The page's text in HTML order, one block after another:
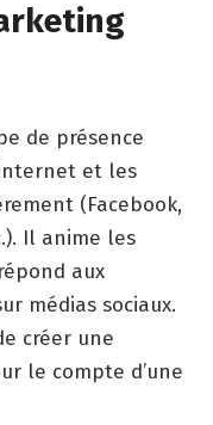
de présence
et les
(Facebook,
Il anime les
aux
médias sociaux.
créer une
le compte d’une